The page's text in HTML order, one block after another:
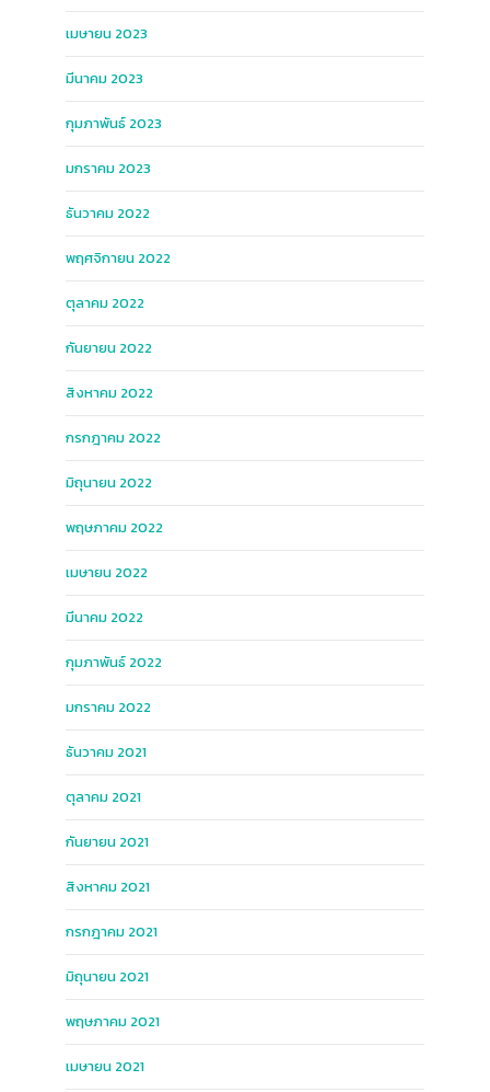
เมษายน 2023
มีนาคม 2023
กุมภาพันธ์ 2023
มกราคม 2023
ธันวาคม 2022
พฤศจิกายน 2022
ตุลาคม 2022
กันยายน 2022
สิงหาคม 2022
กรกฎาคม 2022
มิถุนายน 2022
พฤษภาคม 2022
เมษายน 2022
มีนาคม 2022
กุมภาพันธ์ 2022
มกราคม 2022
ธันวาคม 2021
ตุลาคม 2021
กันยายน 2021
สิงหาคม 2021
กรกฎาคม 2021
มิถุนายน 2021
พฤษภาคม 2021
เมษายน 2021